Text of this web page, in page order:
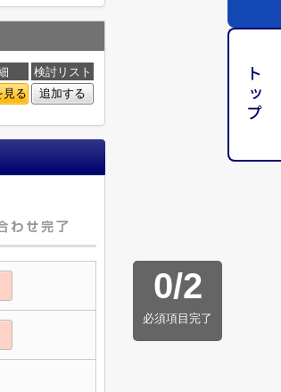
検討リスト
見る 追加する
0/2
必須項目完了
トップ